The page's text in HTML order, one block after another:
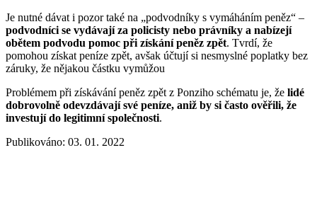
Je nutné dávat i pozor také na „podvodníky s vymáháním peněz“ –
podvodníci se vydávají za policisty nebo právníky a nabízejí
obětem podvodu pomoc při získání peněz zpět. Tvrdí, že
pomohou získat peníze zpět, avšak účtují si nesmyslné poplatky bez
záruky, že nějakou částku vymůžou
Problémem při získávání peněz zpět z Ponziho schématu je, že lidé
dobrovolně odevzdávají své peníze, aniž by si často ověřili, že
investují do legitimní společnosti.
Publikováno: 03. 01. 2022